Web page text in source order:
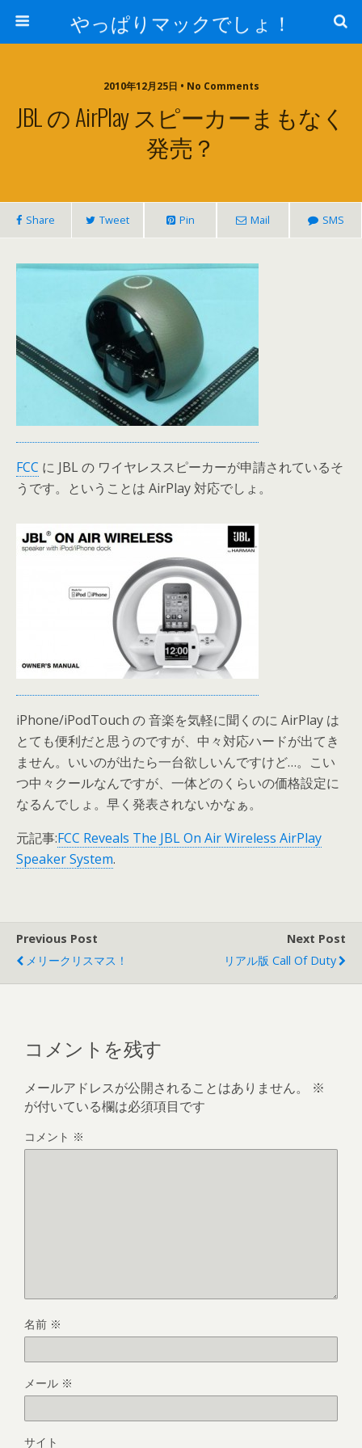
やっぱりマックでしょ！
2010年12月25日 • No Comments
JBL の AirPlay スピーカーまもなく
発売？
Share Tweet Pin Mail SMS
FCC に JBL の ワイヤレススピーカーが申請されているそ
うです。ということは AirPlay 対応でしょ。
iPhone/iPodTouch の 音楽を気軽に聞くのに AirPlay は
とても便利だと思うのですが、中々対応ハードが出てき
ません。いいのが出たら一台欲しいんですけど…。こい
つ中々クールなんですが、一体どのくらいの価格設定に
なるんでしょ。早く発表されないかなぁ。
元記事:FCC Reveals The JBL On Air Wireless AirPlay
Speaker System.
Previous Post
メリークリスマス！
Next Post
リアル版 Call Of Duty
コメントを残す
メールアドレスが公開されることはありません。
※
が付いている欄は必須項目です
コメント ※
名前 ※
メール ※
サイト